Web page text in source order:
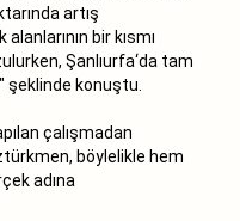
artış
bir kısmı
Şanlıurfa‘da tam
şeklinde konuştu.
çalışmadan
böylelikle hem
adına